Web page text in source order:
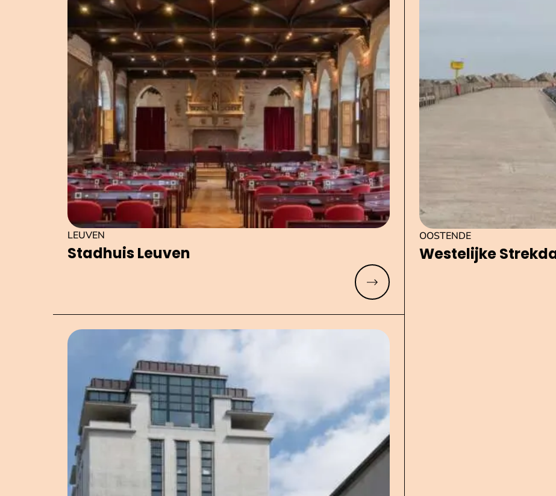
Stadhuis Leuven
LEUVEN
Meer lezen
Westelijke
OOSTENDE